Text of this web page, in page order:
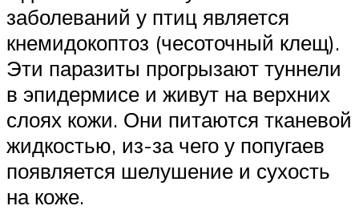
заболеваний у птиц является
кнемидокоптоз (чесоточный клещ).
Эти паразиты прогрызают туннели
в эпидермисе и живут на верхних
слоях кожи. Они питаются тканевой
жидкостью, из-за чего у попугаев
появляется шелушение и сухость
на коже.